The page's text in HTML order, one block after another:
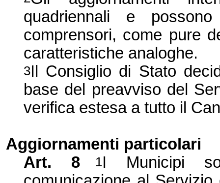
quadriennali e
comprensori, come pure
caratteristiche analoghe.
3Il Consiglio di Stato
base del preavviso del
verifica estesa a tutto il
Aggiornamenti particolari
Art. 8
1I Municipi